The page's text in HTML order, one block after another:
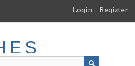
Login Register